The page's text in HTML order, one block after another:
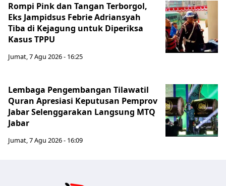
Rompi Pink dan Tangan Terborgol,
Eks Jampidsus Febrie Adriansyah
Tiba di Kejagung untuk Diperiksa
Kasus TPPU
Jumat, 7 Agu 2026 - 16:25
Lembaga Pengembangan Tilawatil
Quran Apresiasi Keputusan Pemprov
Jabar Selenggarakan Langsung MTQ
Jabar
Jumat, 7 Agu 2026 - 16:09